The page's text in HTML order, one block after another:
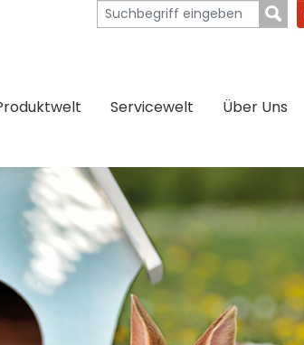
Servicewelt Über Uns